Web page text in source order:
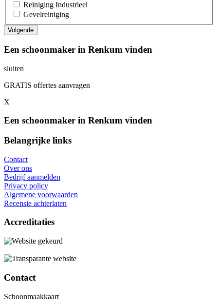
Reiniging Industrieel
Gevelreiniging
Een schoonmaker in Renkum vinden
sluiten
GRATIS offertes aanvragen
X
Een schoonmaker in Renkum vinden
Belangrijke links
Contact
Over ons
Bedrijf aanmelden
Privacy policy
Algemene voorwaarden
Recensie achterlaten
Accreditaties
Contact
Schoonmaakkaart